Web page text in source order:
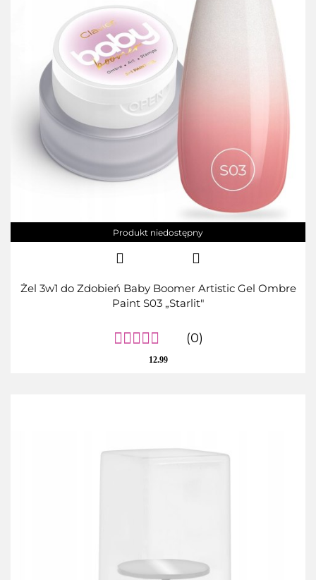
Produkt niedostępny
Żel 3w1 do Zdobień Baby Boomer Artistic Gel Ombre
Paint S03 „Starlit"
(0)
12.99